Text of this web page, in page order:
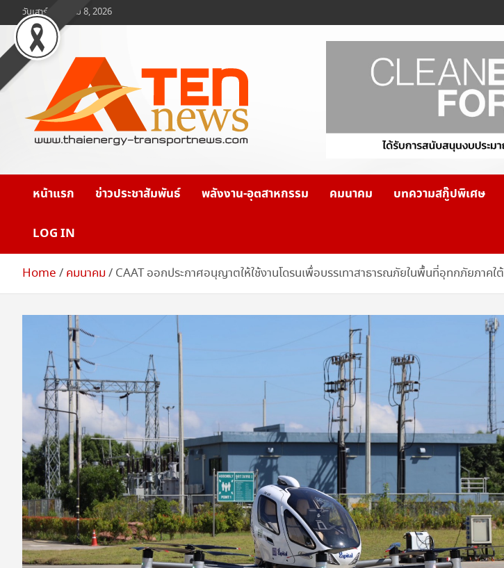
to
content
วันเสาร์, สิงหาคม 8, 2026
www.ten-news.com
หน้าแรก ข่าวประชาสัมพันธ์ พลังงาน-อุตสาหกรรม คมนาคม บทความสกู๊ปพิเศษ
LOG IN
Home คมนาคม CAAT ออกประกาศอนุญาตให้ใช้งานโดรนเพื่อบรรเทาสาธารณภัยในพื้นที่อุทกภัยภาคใต้